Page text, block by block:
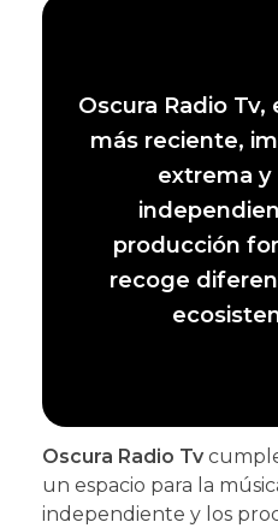
Oscura Radio Tv,
más reciente,
extrema y
producción
recoge
Oscura Radio Tv
un espacio para la
independiente y los